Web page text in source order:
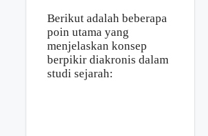
Berikut adalah beberapa
poin utama yang
menjelaskan konsep
berpikir diakronis dalam
studi sejarah: